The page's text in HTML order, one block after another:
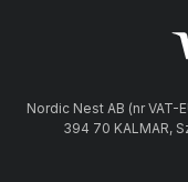
Nordic Nest AB (nr VAT-
394 70 KALMAR,